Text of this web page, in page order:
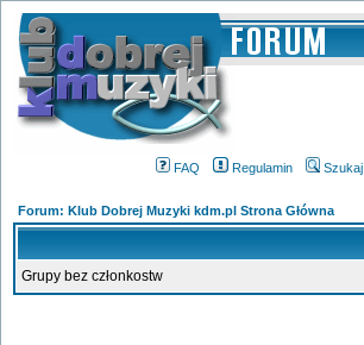
FAQ Regulamin Szukaj
Forum: Klub Dobrej Muzyki kdm.pl Strona Główna
Grupy bez członkostw